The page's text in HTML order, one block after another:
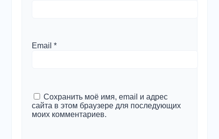
Email *
Сохранить моё имя, email и адрес
сайта в этом браузере для последующих
моих комментариев.